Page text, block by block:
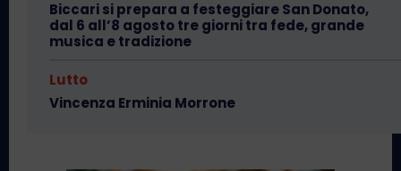
Biccari si prepara a festeggiare San Donato,
dal 6 all’8 agosto tre giorni tra fede, grande
musica e tradizione
Lutto
Vincenza Erminia Morrone